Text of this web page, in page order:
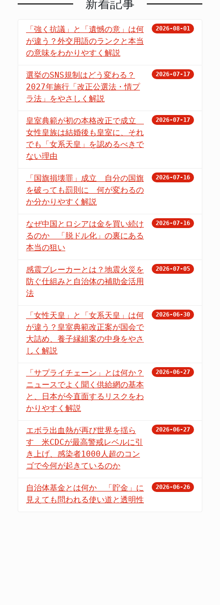
新着記事
「強く抗議」と「遺憾の意」は何
が違う？外交用語のランクと本当
の意味をわかりやすく解説
2026-08-01
選挙のSNS規制はどう変わる？
2027年施行「改正公選法・情プ
ラ法」をやさしく解説
2026-07-17
皇室典範が初の本格改正で成立
女性皇族は結婚後も皇室に、それ
でも「女系天皇」を認めるべきで
ない理由
2026-07-17
「国旗損壊罪」成立 自分の国旗
を破っても罰則に 何が変わるの
か分かりやすく解説
2026-07-16
なぜ中国とロシアは金を買い続け
るのか 「脱ドル化」の裏にある
本当の狙い
2026-07-16
感震ブレーカーとは？地震火災を
防ぐ仕組みと自治体の補助金活用
法
2026-07-05
「女性天皇」と「女系天皇」は何
が違う？皇室典範改正案が国会で
大詰め、養子縁組案の中身をやさ
しく解説
2026-06-30
「サプライチェーン」とは何か？
ニュースでよく聞く供給網の基本
と、日本が今直面するリスクをわ
かりやすく解説
2026-06-27
エボラ出血熱が再び世界を揺ら
す 米CDCが最高警戒レベルに引
き上げ、感染者1000人超のコン
ゴで今何が起きているのか
2026-06-27
自治体基金とは何か 「貯金」に
見えても問われる使い道と透明性
2026-06-26